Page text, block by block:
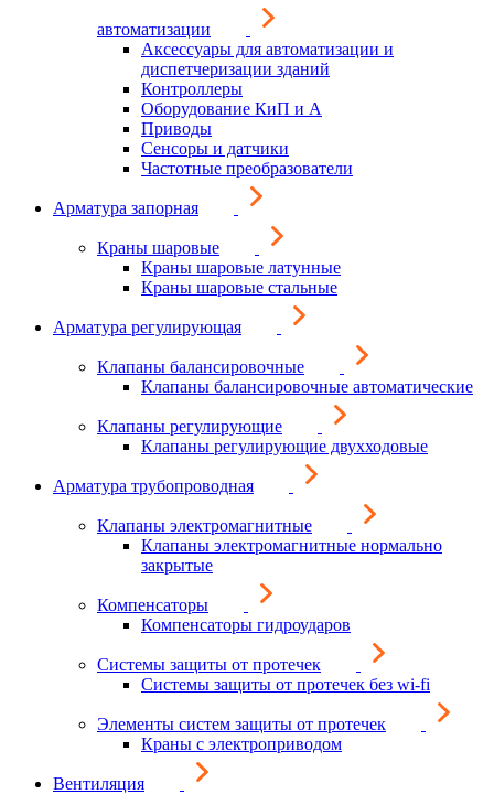
автоматизации
Аксессуары для автоматизации и
диспетчеризации зданий
Контроллеры
Оборудование КиП и А
Приводы
Сенсоры и датчики
Частотные преобразователи
Арматура запорная
Краны шаровые
Краны шаровые латунные
Краны шаровые стальные
Арматура регулирующая
Клапаны балансировочные
Клапаны балансировочные автоматические
Клапаны регулирующие
Клапаны регулирующие двухходовые
Арматура трубопроводная
Клапаны электромагнитные
Клапаны электромагнитные нормально
закрытые
Компенсаторы
Компенсаторы гидроударов
Системы защиты от протечек
Системы защиты от протечек без wi-fi
Элементы систем защиты от протечек
Краны с электроприводом
Вентиляция